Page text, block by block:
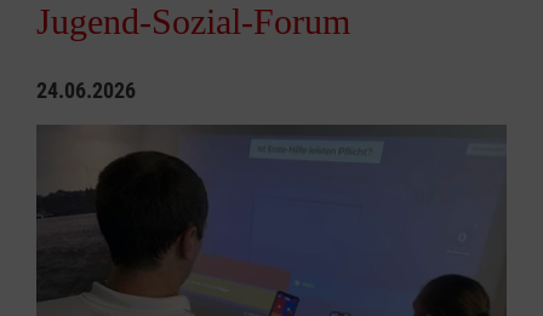
Jugend-Sozial-Forum
24.06.2026